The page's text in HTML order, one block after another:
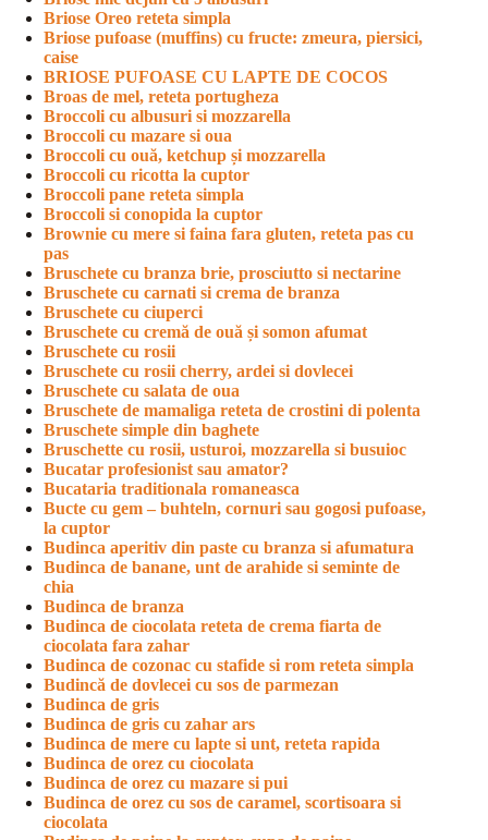
Briose Oreo reteta simpla
Briose pufoase (muffins) cu fructe: zmeura, piersici,
caise
BRIOSE PUFOASE CU LAPTE DE COCOS
Broas de mel, reteta portugheza
Broccoli cu albusuri si mozzarella
Broccoli cu mazare si oua
Broccoli cu ouă, ketchup și mozzarella
Broccoli cu ricotta la cuptor
Broccoli pane reteta simpla
Broccoli si conopida la cuptor
Brownie cu mere si faina fara gluten, reteta pas cu
pas
Bruschete cu branza brie, prosciutto si nectarine
Bruschete cu carnati si crema de branza
Bruschete cu ciuperci
Bruschete cu cremă de ouă și somon afumat
Bruschete cu rosii
Bruschete cu rosii cherry, ardei si dovlecei
Bruschete cu salata de oua
Bruschete de mamaliga reteta de crostini di polenta
Bruschete simple din baghete
Bruschette cu rosii, usturoi, mozzarella si busuioc
Bucatar profesionist sau amator?
Bucataria traditionala romaneasca
Bucte cu gem – buhteln, cornuri sau gogosi pufoase,
la cuptor
Budinca aperitiv din paste cu branza si afumatura
Budinca de banane, unt de arahide si seminte de
chia
Budinca de branza
Budinca de ciocolata reteta de crema fiarta de
ciocolata fara zahar
Budinca de cozonac cu stafide si rom reteta simpla
Budincă de dovlecei cu sos de parmezan
Budinca de gris
Budinca de gris cu zahar ars
Budinca de mere cu lapte si unt, reteta rapida
Budinca de orez cu ciocolata
Budinca de orez cu mazare si pui
Budinca de orez cu sos de caramel, scortisoara si
ciocolata